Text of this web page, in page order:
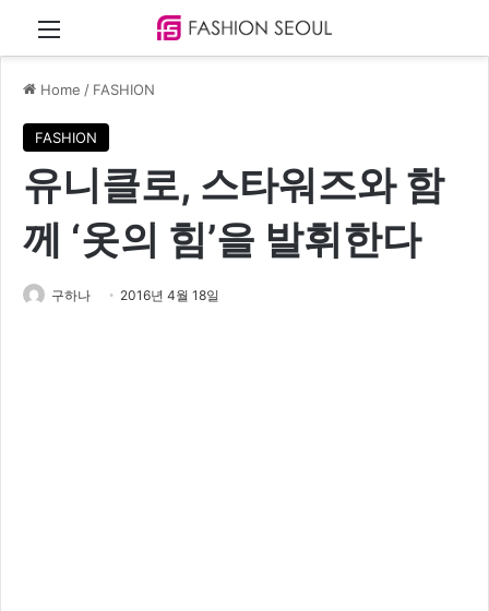
Home / FASHION
FASHION
유니클로, 스타워즈와 함
께 ‘옷의 힘’을 발휘한다
구하나 2016년 4월 18일